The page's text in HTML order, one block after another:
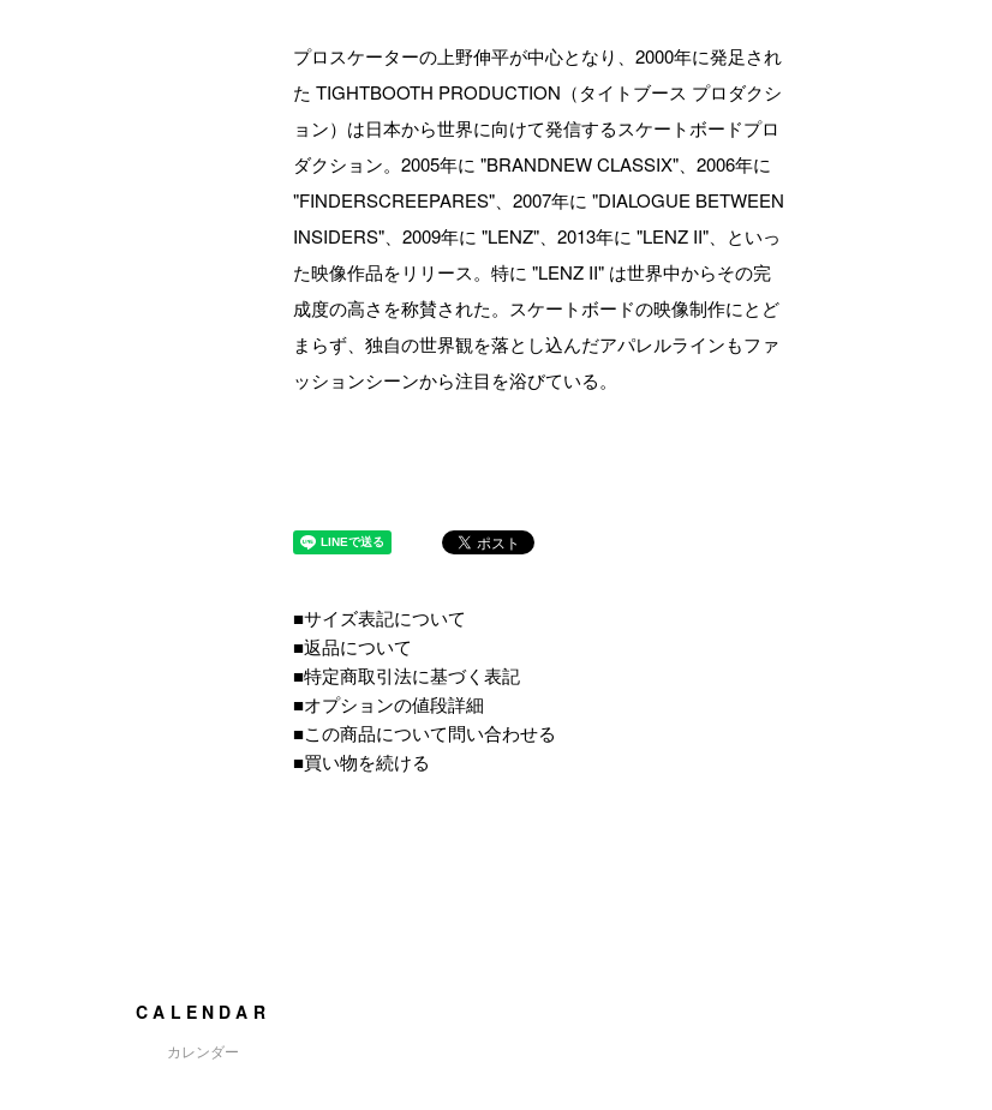
プロスケーターの上野伸平が中心となり、2000年に発足され
た TIGHTBOOTH PRODUCTION（タイトブース プロダクシ
ョン）は日本から世界に向けて発信するスケートボードプロ
ダクション。2005年に "BRANDNEW CLASSIX"、2006年に
"FINDERSCREEPARES"、2007年に "DIALOGUE BETWEEN
INSIDERS"、2009年に "LENZ"、2013年に "LENZ II"、といっ
た映像作品をリリース。特に "LENZ II" は世界中からその完
成度の高さを称賛された。スケートボードの映像制作にとど
まらず、独自の世界観を落とし込んだアパレルラインもファ
ッションシーンから注目を浴びている。
■サイズ表記について
■返品について
■特定商取引法に基づく表記
■オプションの値段詳細
■この商品について問い合わせる
■買い物を続ける
CALENDAR
カレンダー